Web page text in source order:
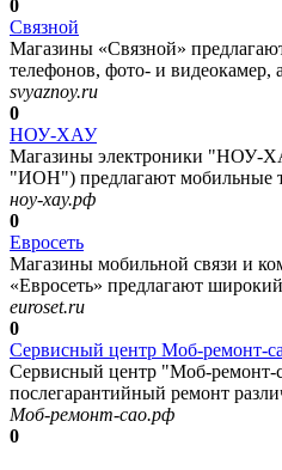
0
Связной
Магазины «Связной»
телефонов, фото- и видеокамер,
svyaznoy.ru
0
НОУ-ХАУ
Магазины электроники "НОУ-
"ИОН") предлагают мобильные
ноу-хау.рф
0
Евросеть
Магазины мобильной связи и
«Евросеть» предлагают
euroset.ru
0
Сервисный центр Моб-ремонт-
Сервисный центр "Моб-ремонт-
послегарантийный ремонт
Моб-ремонт-сао.рф
0